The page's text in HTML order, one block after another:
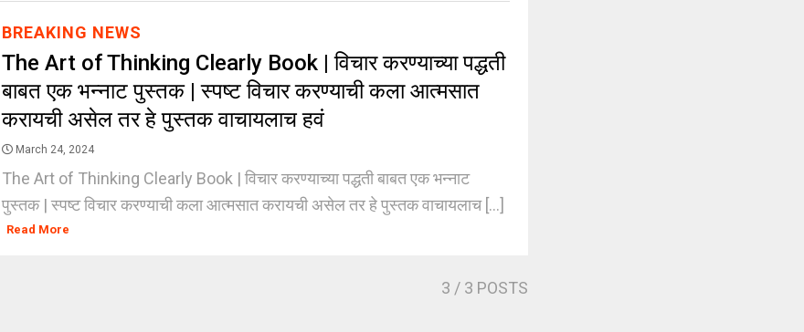
BREAKING NEWS
The Art of Thinking Clearly Book | विचार करण्याच्या पद्धती
बाबत एक भन्नाट पुस्तक | स्पष्ट विचार करण्याची कला आत्मसात
करायची असेल तर हे पुस्तक वाचायलाच हवं
March 24, 2024
The Art of Thinking Clearly Book | विचार करण्याच्या पद्धती बाबत एक भन्नाट
पुस्तक | स्पष्ट विचार करण्याची कला आत्मसात करायची असेल तर हे पुस्तक वाचायलाच [...]
Read More
3 / 3 POSTS